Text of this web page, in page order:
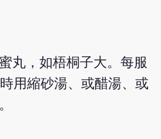
丸，如梧桐子大。每服
用縮砂湯、或醋湯、或